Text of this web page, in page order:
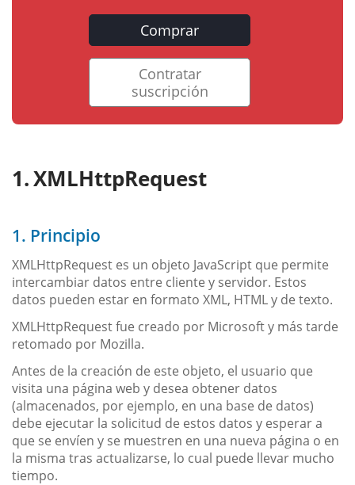
Comprar
Contratar
suscripción
XMLHttpRequest
1. Principio
XMLHttpRequest es un objeto JavaScript que permite
intercambiar datos entre cliente y servidor. Estos
datos pueden estar en formato XML, HTML y de texto.
XMLHttpRequest fue creado por Microsoft y más tarde
retomado por Mozilla.
Antes de la creación de este objeto, el usuario que
visita una página web y desea obtener datos
(almacenados, por ejemplo, en una base de datos)
debe ejecutar la solicitud de estos datos y esperar a
que se envíen y se muestren en una nueva página o en
la misma tras actualizarse, lo cual puede llevar mucho
tiempo.